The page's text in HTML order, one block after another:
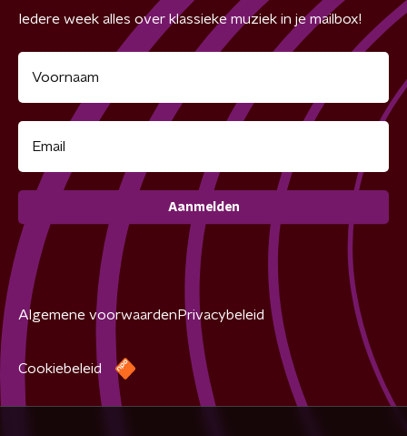
Iedere week alles over klassieke muziek in je mailbox!
Aanmelden
Algemene voorwaarden Privacybeleid
Cookiebeleid